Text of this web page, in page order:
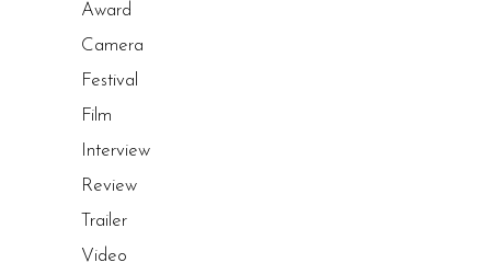
Award
Camera
Festival
Film
Interview
Review
Trailer
Video